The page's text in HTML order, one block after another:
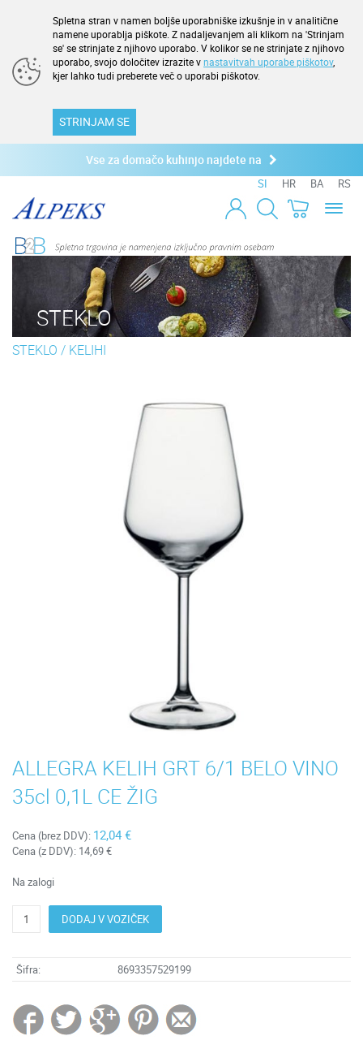
Spletna stran v namen boljše uporabniške izkušnje in v analitične
namene uporablja piškote. Z nadaljevanjem ali klikom na 'Strinjam
se' se strinjate z njihovo uporabo. V kolikor se ne strinjate z njihovo
uporabo, svojo določitev izrazite vnastavitvah uporabe piškotov,
kjer lahko tudi preberete več o uporabi piškotov.
STRINJAM SE
Vse za domačo kuhinjo najdete na
SI HR BA
RS
Toggle
STEKLO
STEKLO / KELIHI
ALLEGRA KELIH GRT 6/1 BELO VINO
35cl 0,1L CE ŽIG
Cena (brez DDV): 12,04 €
Cena (z DDV): 14,69 €
Na zalogi
DODAJ V VOZIČEK
Šifra: 8693357529199